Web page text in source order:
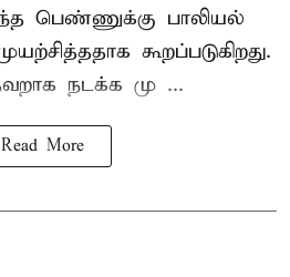
பெண்ணுக்கு பாலியல்
கூறப்படுகிறது.
நடக்க மு ...
Read More